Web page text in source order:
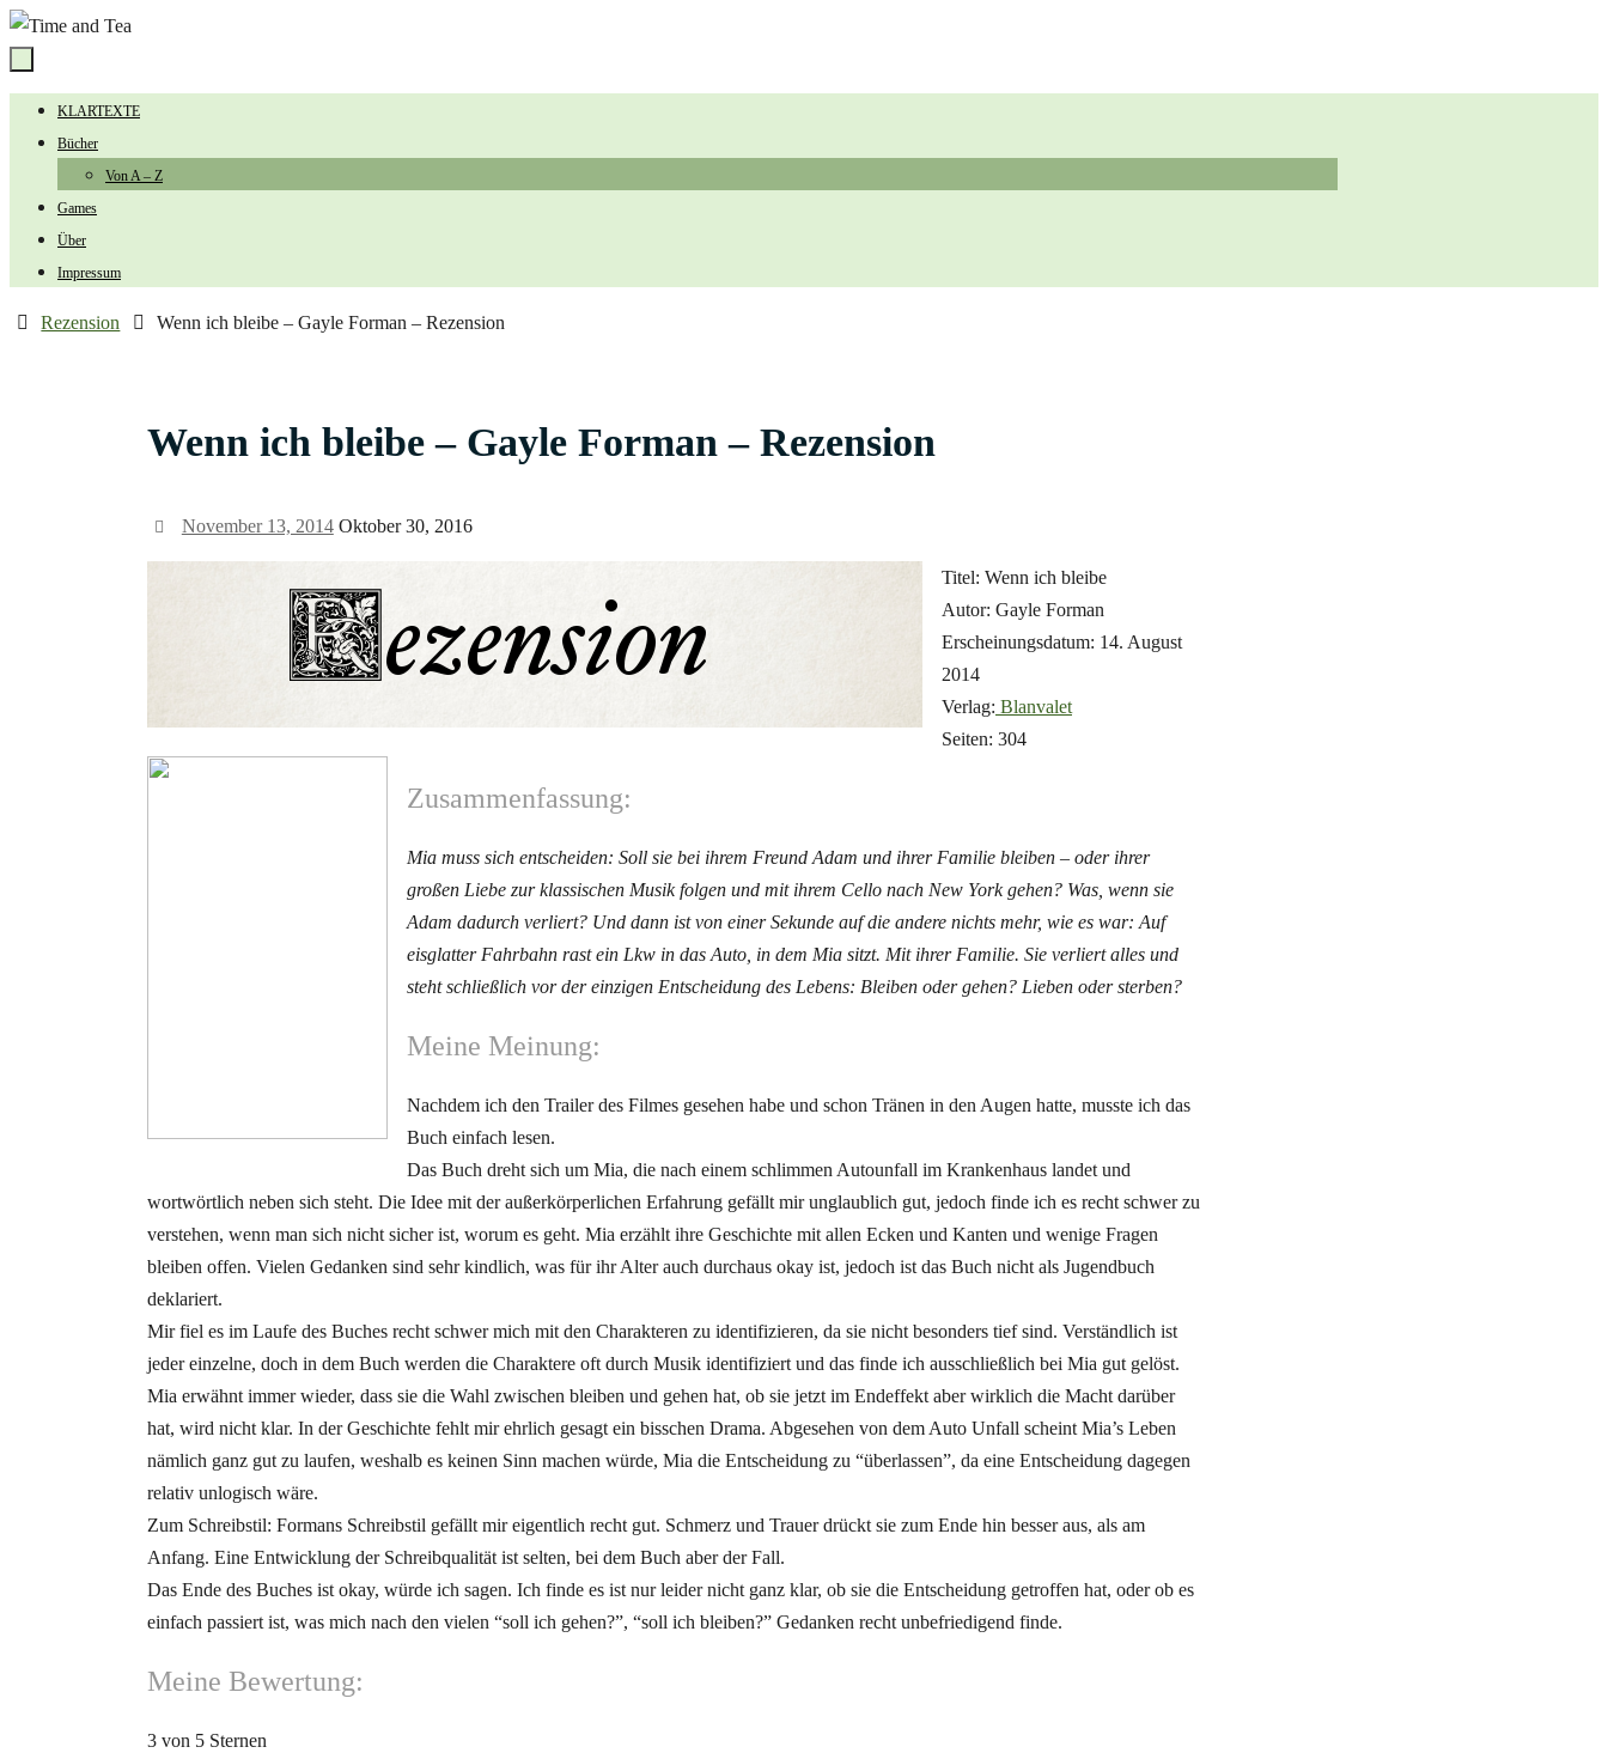
Zum
springen
Zum
Inhalt
KLARTEXTE
Bücher
Von A – Z
Games
Über
Impressum
StartRezension Wenn ich bleibe – Gayle Forman – Rezension
Wenn ich bleibe – Gayle Forman – Rezension
November 13, 2014 Oktober 30, 2016
Titel: Wenn ich bleibe
Autor: Gayle Forman
Erscheinungsdatum: 14. August
2014
Verlag: Blanvalet
Seiten: 304
Zusammenfassung:
Mia muss sich entscheiden: Soll sie bei ihrem Freund Adam und ihrer Familie bleiben – oder ihrer
großen Liebe zur klassischen Musik folgen und mit ihrem Cello nach New York gehen? Was, wenn sie
Adam dadurch verliert? Und dann ist von einer Sekunde auf die andere nichts mehr, wie es war: Auf
eisglatter Fahrbahn rast ein Lkw in das Auto, in dem Mia sitzt. Mit ihrer Familie. Sie verliert alles und
steht schließlich vor der einzigen Entscheidung des Lebens: Bleiben oder gehen? Lieben oder sterben?
Meine Meinung:
Nachdem ich den Trailer des Filmes gesehen habe und schon Tränen in den Augen hatte, musste ich das
Buch einfach lesen.
Das Buch dreht sich um Mia, die nach einem schlimmen Autounfall im Krankenhaus landet und
wortwörtlich neben sich steht. Die Idee mit der außerkörperlichen Erfahrung gefällt mir unglaublich gut, jedoch finde ich es recht schwer zu
verstehen, wenn man sich nicht sicher ist, worum es geht. Mia erzählt ihre Geschichte mit allen Ecken und Kanten und wenige Fragen
bleiben offen. Vielen Gedanken sind sehr kindlich, was für ihr Alter auch durchaus okay ist, jedoch ist das Buch nicht als Jugendbuch
deklariert.
Mir fiel es im Laufe des Buches recht schwer mich mit den Charakteren zu identifizieren, da sie nicht besonders tief sind. Verständlich ist
jeder einzelne, doch in dem Buch werden die Charaktere oft durch Musik identifiziert und das finde ich ausschließlich bei Mia gut gelöst.
Mia erwähnt immer wieder, dass sie die Wahl zwischen bleiben und gehen hat, ob sie jetzt im Endeffekt aber wirklich die Macht darüber
hat, wird nicht klar. In der Geschichte fehlt mir ehrlich gesagt ein bisschen Drama. Abgesehen von dem Auto Unfall scheint Mia’s Leben
nämlich ganz gut zu laufen, weshalb es keinen Sinn machen würde, Mia die Entscheidung zu “überlassen”, da eine Entscheidung dagegen
relativ unlogisch wäre.
Zum Schreibstil: Formans Schreibstil gefällt mir eigentlich recht gut. Schmerz und Trauer drückt sie zum Ende hin besser aus, als am
Anfang. Eine Entwicklung der Schreibqualität ist selten, bei dem Buch aber der Fall.
Das Ende des Buches ist okay, würde ich sagen. Ich finde es ist nur leider nicht ganz klar, ob sie die Entscheidung getroffen hat, oder ob es
einfach passiert ist, was mich nach den vielen “soll ich gehen?”, “soll ich bleiben?” Gedanken recht unbefriedigend finde.
Meine Bewertung:
3 von 5 Sternen